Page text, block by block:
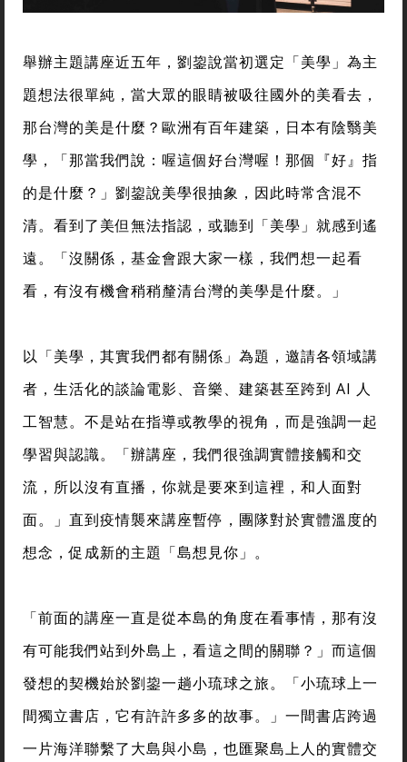
舉辦主題講座近五年，劉鋆說當初選定「美學」為主
題想法很單純，當大眾的眼睛被吸往國外的美看去，
那台灣的美是什麼？歐洲有百年建築，日本有陰翳美
學，「那當我們說：喔這個好台灣喔！那個『好』指
的是什麼？」劉鋆說美學很抽象，因此時常含混不
清。看到了美但無法指認，或聽到「美學」就感到遙
遠。「沒關係，基金會跟大家一樣，我們想一起看
看，有沒有機會稍稍釐清台灣的美學是什麼。」
以「美學，其實我們都有關係」為題，邀請各領域講
者，生活化的談論電影、音樂、建築甚至跨到 AI 人
工智慧。不是站在指導或教學的視角，而是強調一起
學習與認識。「辦講座，我們很強調實體接觸和交
流，所以沒有直播，你就是要來到這裡，和人面對
面。」直到疫情襲來講座暫停，團隊對於實體溫度的
想念，促成新的主題「島想見你」。
「前面的講座一直是從本島的角度在看事情，那有沒
有可能我們站到外島上，看這之間的關聯？」而這個
發想的契機始於劉鋆一趟小琉球之旅。「小琉球上一
間獨立書店，它有許許多多的故事。」一間書店跨過
一片海洋聯繫了大島與小島，也匯聚島上人的實體交